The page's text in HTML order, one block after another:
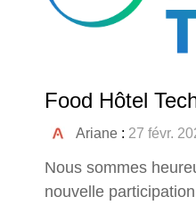
Food Hôtel
Ariane : 27 févr.
Nous sommes
nouvelle